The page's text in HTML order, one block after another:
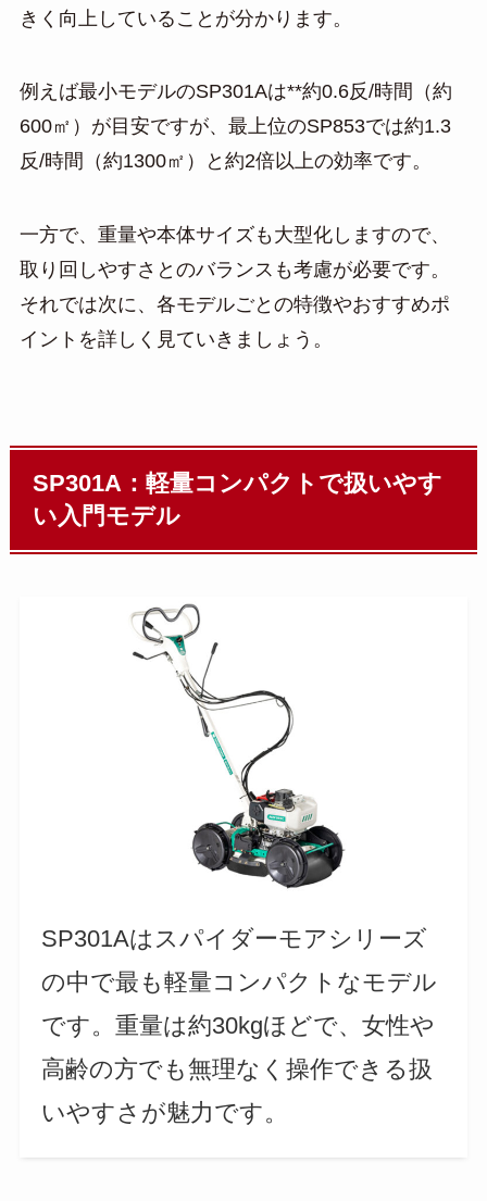
きく向上していることが分かります。
例えば最小モデルのSP301Aは**約0.6反/時間（約
600㎡）が目安ですが、最上位のSP853では約1.3
反/時間（約1300㎡）と約2倍以上の効率です。
一方で、重量や本体サイズも大型化しますので、
取り回しやすさとのバランスも考慮が必要です。
それでは次に、各モデルごとの特徴やおすすめポ
イントを詳しく見ていきましょう。
SP301A：軽量コンパクトで扱いやす
い入門モデル
SP301Aはスパイダーモアシリーズ
の中で最も軽量コンパクトなモデル
です。重量は約30kgほどで、女性や
高齢の方でも無理なく操作できる扱
いやすさが魅力です。